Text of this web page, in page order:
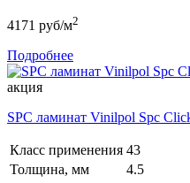
4171 руб/м2
Подробнее
акция
SPC ламинат Vinilpol Spc
Класс применения 43
Толщина, мм
4.5